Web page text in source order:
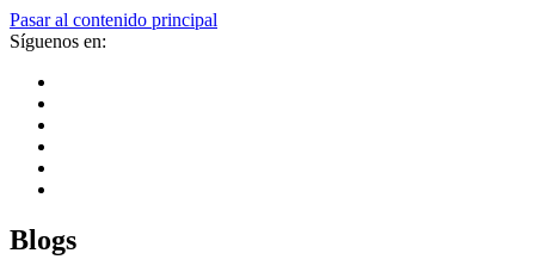
Pasar al contenido principal
Síguenos en:
Blogs